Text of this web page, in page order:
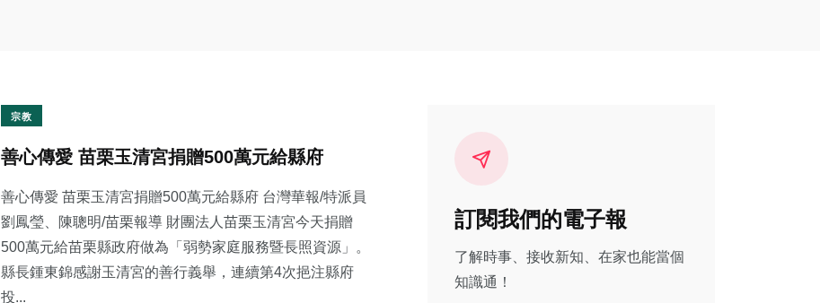
宗教
善心傳愛 苗栗玉清宮捐贈500萬元給縣府
善心傳愛 苗栗玉清宮捐贈500萬元給縣府 台灣華報/特派員
劉鳳瑩、陳聰明/苗栗報導 財團法人苗栗玉清宮今天捐贈
500萬元給苗栗縣政府做為「弱勢家庭服務暨長照資源」。
縣長鍾東錦感謝玉清宮的善行義舉，連續第4次挹注縣府
投...
訂閱我們的電子報
了解時事、接收新知、在家也能當個
知識通！